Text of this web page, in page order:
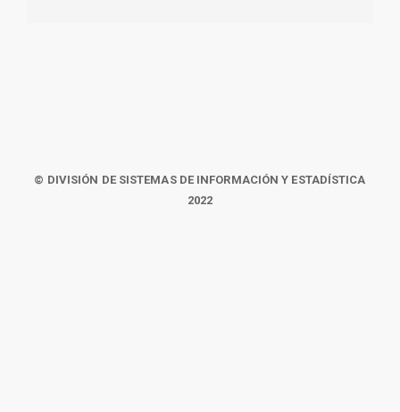
© DIVISIÓN DE SISTEMAS DE INFORMACIÓN Y ESTADÍSTICA
2022